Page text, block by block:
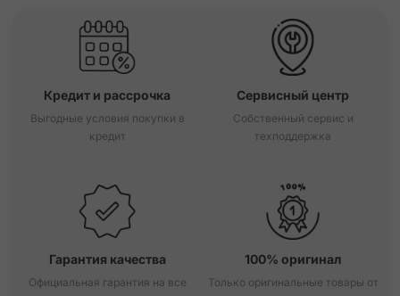
Кредит и рассрочка
Выгодные условия покупки в
кредит
Сервисный центр
Собственный сервис и
техподдержка
Гарантия качества
Официальная гарантия на все
100% оригинал
Только оригинальные товары от